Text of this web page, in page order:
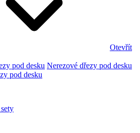
Otevřít
pod desku Nerezové dřezy pod desku
pod desku